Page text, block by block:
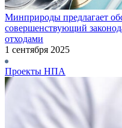
Минприроды предлагает
совершенствующий
отходами
1 сентября 2025
Проекты НПА